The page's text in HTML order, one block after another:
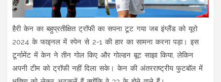
हैरी केन का बहुप्रतीक्षित ट्रॉफी का सपना टूट गया जब इंग्लैंड को यूरो
2024 के फाइनल में स्पेन से 2-1 की हार का सामना करना पड़ा। इस
टूर्नामेंट में केन ने तीन गोल किए और गोल्डन बूट साझा किया, लेकिन
अपनी टीम को ट्रॉफी नहीं दिला सके। केन की अंतरराष्ट्रीय फुटबॉल में